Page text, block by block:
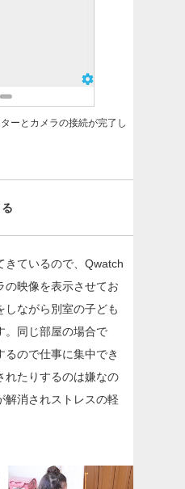
ーとカメラの接続が完了し
きているので、Qwatch
の映像を表示させてお
しながら別室の子ども
。同じ部屋の場合で
るので仕事に集中でき
れたりするのは嫌なの
解消されストレスの軽